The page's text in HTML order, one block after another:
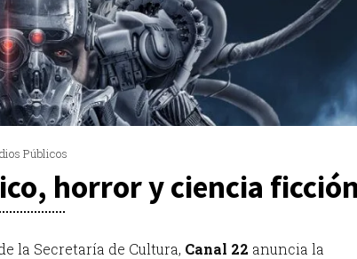
Públicos
horror y ciencia
la Secretaría de Cultura, Canal 22 anuncia la